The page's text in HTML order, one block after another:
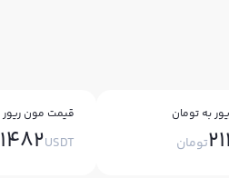
به تومان
تومان
قیمت مون ریور
USDT